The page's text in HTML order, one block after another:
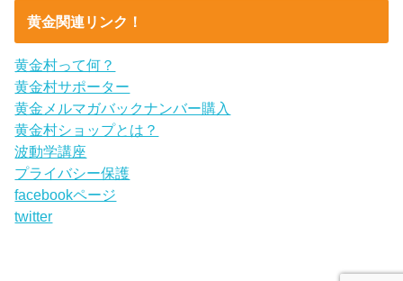
黄金関連リンク！
黄金村って何？
黄金村サポーター
黄金メルマガバックナンバー購入
黄金村ショップとは？
波動学講座
プライバシー保護
facebookページ
twitter